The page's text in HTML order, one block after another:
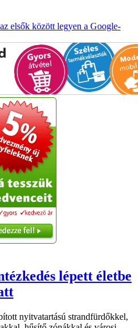
elsők között legyen a Google-
lépett életbe
nyitvatartású strandfürdőkkel,